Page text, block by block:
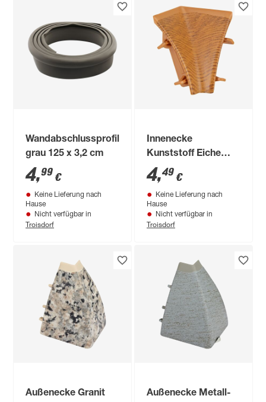
Wandabschlussprofil
grau 125 x 3,2 cm
4,99 €
Keine Lieferung nach
Hause
Nicht verfügbar in
Troisdorf
Innenecke
Kunststoff Eiche
dunkel
4,49 €
Keine Lieferung nach
Hause
Nicht verfügbar in
Troisdorf
Außenecke Granit
Außenecke Metall-